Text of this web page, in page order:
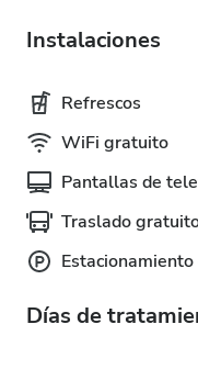
Instalaciones
Refrescos
WiFi gratuito
Pantallas de
Traslado
Días de